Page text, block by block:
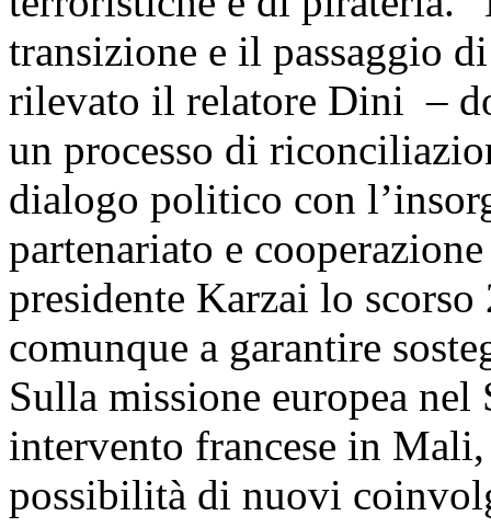
transizione e il passaggio
rilevato il relatore Dini –
un processo di
dialogo politico con
partenariato e
presidente Karzai lo
comunque a garantire
Sulla missione europea nel
intervento francese in
possibilità di nuovi